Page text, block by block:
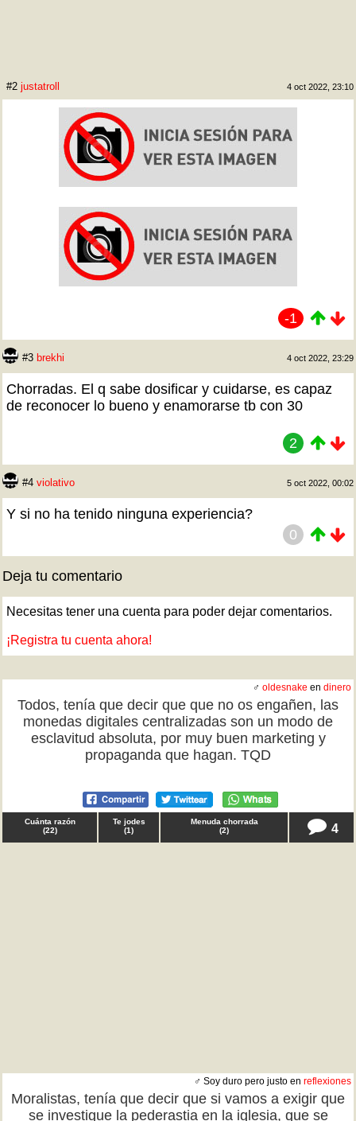
#2 justatroll 4 oct 2022, 23:10
-1
#3 brekhi 4 oct 2022, 23:29
Chorradas. El q sabe dosificar y cuidarse, es capaz
de reconocer lo bueno y enamorarse tb con 30
2
#4 violativo 5 oct 2022, 00:02
Y si no ha tenido ninguna experiencia?
0
Deja tu comentario
Necesitas tener una cuenta para poder dejar comentarios.
¡Registra tu cuenta ahora!
♂ oldesnake en dinero
Todos, tenía que decir que que no os engañen, las
monedas digitales centralizadas son un modo de
esclavitud absoluta, por muy buen marketing y
propaganda que hagan. TQD
Cuánta razón
(22)
Te jodes
(1)
Menuda chorrada
(2) 4
♂ Soy duro pero justo en reflexiones
Moralistas, tenía que decir que si vamos a exigir que
se investigue la pederastia en la iglesia, que se